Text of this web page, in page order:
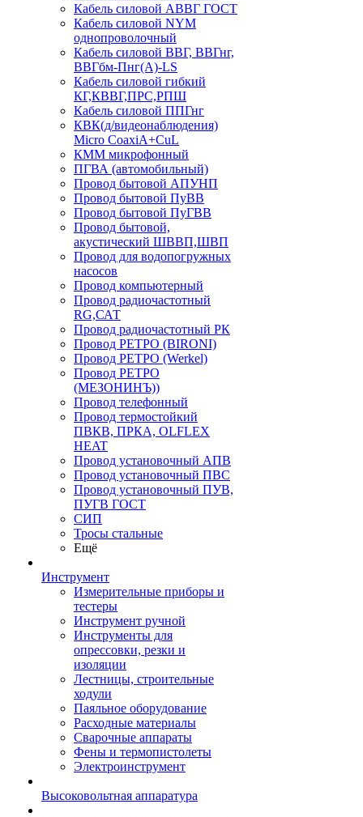
Кабель силовой АВВГ ГОСТ
Кабель силовой NYM
однопроволочный
Кабель силовой ВВГ, ВВГнг,
ВВГбм-Пнг(А)-LS
Кабель силовой гибкий
КГ,КВВГ,ПРС,РПШ
Кабель силовой ППГнг
КВК(д/видеонаблюдения)
Micro CoaxiA+CuL
КММ микрофонный
ПГВА (автомобильный)
Провод бытовой АПУНП
Провод бытовой ПуВВ
Провод бытовой ПуГВВ
Провод бытовой,
акустический ШВВП,ШВП
Провод для водопогружных
насосов
Провод компьютерный
Провод радиочастотный
RG,САТ
Провод радиочастотный РК
Провод РЕТРО (BIRONI)
Провод РЕТРО (Werkel)
Провод РЕТРО
(МЕЗОНИНЪ))
Провод телефонный
Провод термостойкий
ПВКВ, ПРКА, OLFLEX
HEAT
Провод установочный АПВ
Провод установочный ПВС
Провод установочный ПУВ,
ПУГВ ГОСТ
СИП
Тросы стальные
Ещё
Инструмент
Измерительные приборы и
тестеры
Инструмент ручной
Инструменты для
опрессовки, резки и
изоляции
Лестницы, строительные
ходули
Паяльное оборудование
Расходные материалы
Сварочные аппараты
Фены и термопистолеты
Электроинструмент
Высоковольтная аппаратура